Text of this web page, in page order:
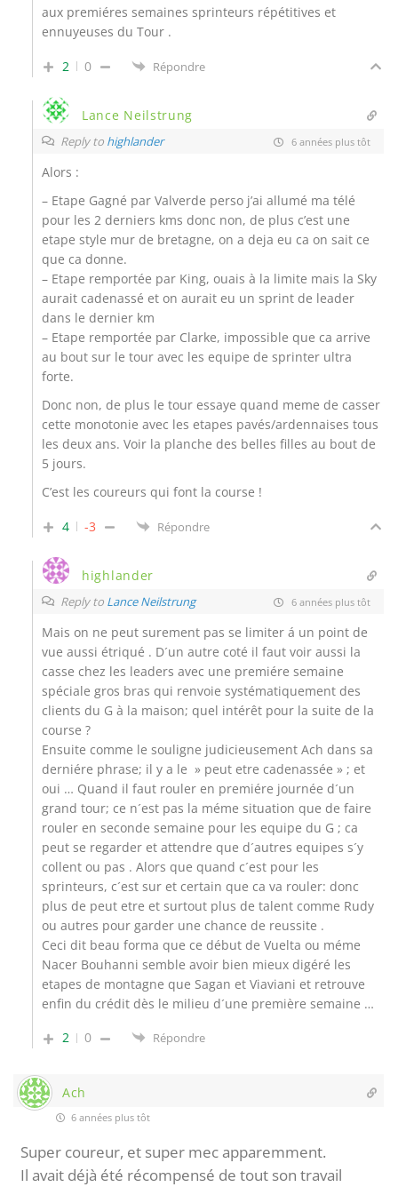
aux premiéres semaines sprinteurs répétitives et
ennuyeuses du Tour .
2 0 Répondre
Lance Neilstrung
Reply to highlander 6 années plus tôt
Alors :
– Etape Gagné par Valverde perso j’ai allumé ma télé
pour les 2 derniers kms donc non, de plus c’est une
etape style mur de bretagne, on a deja eu ca on sait ce
que ca donne.
– Etape remportée par King, ouais à la limite mais la Sky
aurait cadenassé et on aurait eu un sprint de leader
dans le dernier km
– Etape remportée par Clarke, impossible que ca arrive
au bout sur le tour avec les equipe de sprinter ultra
forte.
Donc non, de plus le tour essaye quand meme de casser
cette monotonie avec les etapes pavés/ardennaises tous
les deux ans. Voir la planche des belles filles au bout de
5 jours.
C’est les coureurs qui font la course !
4 -3 Répondre
highlander
Reply to Lance Neilstrung 6 années plus tôt
Mais on ne peut surement pas se limiter á un point de
vue aussi étriqué . D´un autre coté il faut voir aussi la
casse chez les leaders avec une premiére semaine
spéciale gros bras qui renvoie systématiquement des
clients du G à la maison; quel intérêt pour la suite de la
course ?
Ensuite comme le souligne judicieusement Ach dans sa
derniére phrase; il y a le » peut etre cadenassée » ; et
oui … Quand il faut rouler en premiére journée d´un
grand tour; ce n´est pas la méme situation que de faire
rouler en seconde semaine pour les equipe du G ; ca
peut se regarder et attendre que d´autres equipes s´y
collent ou pas . Alors que quand c´est pour les
sprinteurs, c´est sur et certain que ca va rouler: donc
plus de peut etre et surtout plus de talent comme Rudy
ou autres pour garder une chance de reussite .
Ceci dit beau forma que ce début de Vuelta ou méme
Nacer Bouhanni semble avoir bien mieux digéré les
etapes de montagne que Sagan et Viaviani et retrouve
enfin du crédit dès le milieu d´une première semaine …
2
0 Répondre
Ach
6 années plus tôt
Super coureur, et super mec apparemment.
Il avait déjà été récompensé de tout son travail